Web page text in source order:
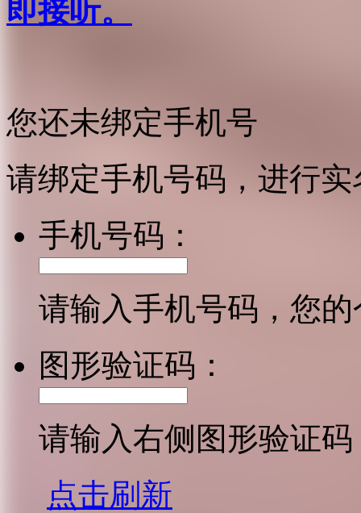
即接听。
您还未绑定手机号
请绑定手机号码，进行
手机号码：
请输入手机号码，您
图形验证码：
请输入右侧图形验证码
点击刷新